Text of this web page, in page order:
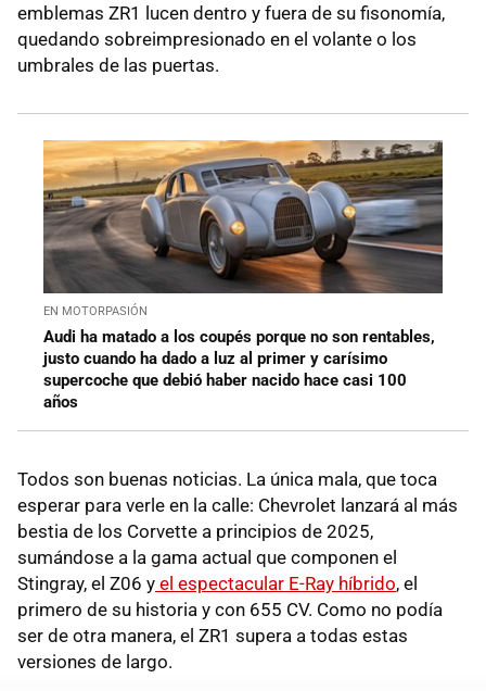
emblemas ZR1 lucen dentro y fuera de su fisonomía,
quedando sobreimpresionado en el volante o los
umbrales de las puertas.
EN MOTORPASIÓN
Audi ha matado a los coupés porque no son rentables,
justo cuando ha dado a luz al primer y carísimo
supercoche que debió haber nacido hace casi 100
años
Todos son buenas noticias. La única mala, que toca
esperar para verle en la calle: Chevrolet lanzará al más
bestia de los Corvette a principios de 2025,
sumándose a la gama actual que componen el
Stingray, el Z06 y el espectacular E-Ray híbrido, el
primero de su historia y con 655 CV. Como no podía
ser de otra manera, el ZR1 supera a todas estas
versiones de largo.